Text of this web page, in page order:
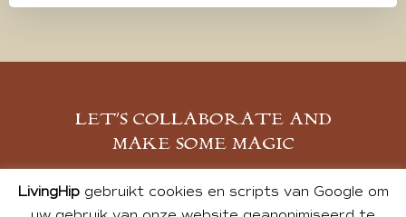
LET’S COLLABORATE AND
MAKE SOME MAGIC
MELD JE AAN
LivingHipgebruikt cookies en scripts van Google om